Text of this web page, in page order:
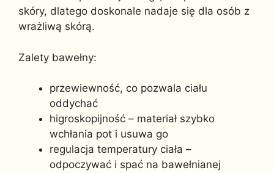
skóry, dlatego doskonale nadaje się dla osób z
wrażliwą skórą.
Zalety bawełny:
przewiewność, co pozwala ciału
oddychać
higroskopijność – materiał szybko
wchłania pot i usuwa go
regulacja temperatury ciała –
odpoczywać i spać na bawełnianej